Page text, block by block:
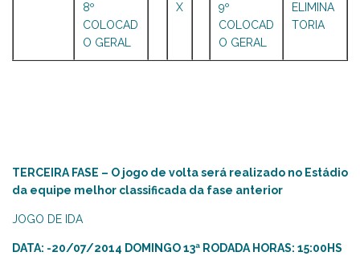
8º
COLOCAD
O GERAL
X
9º
COLOCAD
O GERAL
ELIMINA
TORIA
TERCEIRA FASE – O jogo de volta será realizado no Estádio
da equipe melhor classificada da fase anterior
JOGO DE IDA
DATA: -20/07/2014 DOMINGO 13ª RODADA HORAS: 15:00HS